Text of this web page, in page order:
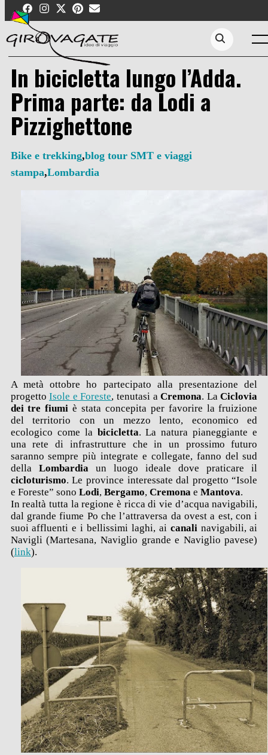
content
Search...
In bicicletta lungo l’Adda.
Prima parte: da Lodi a
Pizzighettone
Bike e trekking,blog tour SMT e viaggi
stampa,Lombardia
A metà ottobre ho partecipato alla presentazione del
progettoIsole e Foreste, tenutasi aCremona. LaCiclovia
dei tre fiumi è stata concepita per favorire la fruizione
del territorio con un mezzo lento, economico ed
ecologico come la bicicletta. La natura pianeggiante e
una rete di infrastrutture che in un prossimo futuro
saranno sempre più integrate e collegate, fanno del sud
della Lombardia un luogo ideale dove praticare il
cicloturismo. Le province interessate dal progetto “Isole
e Foreste” sono Lodi, Bergamo, Cremona e Mantova.
In realtà tutta la regione è ricca di vie d’acqua navigabili,
dal grande fiume Po che l’attraversa da ovest a est, con i
suoi affluenti e i bellissimi laghi, ai canali navigabili, ai
Navigli (Martesana, Naviglio grande e Naviglio pavese)
(link).